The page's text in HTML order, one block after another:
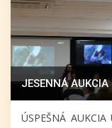
JESENNÁ
ÚSPEŠNÁ